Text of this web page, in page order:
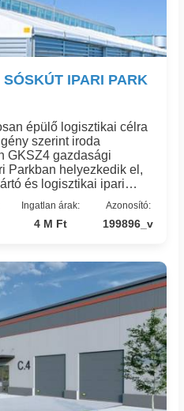
IPARI PARK
épülő logisztikai célra
szerint iroda
GKSZ4 gazdasági
Parkban helyezkedik el,
és logisztikai ipari
22
kiváló, az
7-es út közelsége miatt. A
Ingatlan árak:
4 M Ft
Azonosító:
199896_v